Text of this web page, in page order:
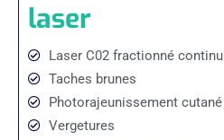
laser
Laser C02 fractionné continu
Taches brunes
Photorajeunissement cutané
Vergetures